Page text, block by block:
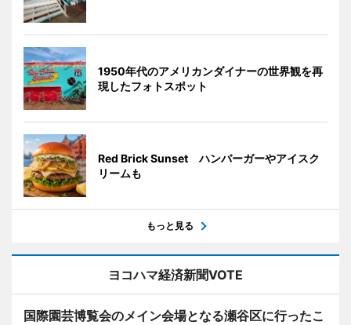
1950年代のアメリカンダイナーの世界観を再
現したフォトスポット
Red Brick Sunset ハンバーガーやアイスク
リームも
もっと見る
ヨコハマ経済新聞VOTE
国際園芸博覧会のメイン会場となる瀬谷区に行ったこ